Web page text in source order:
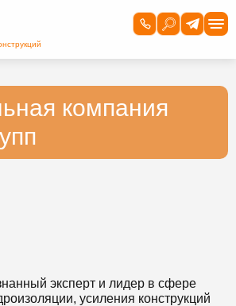
компания
эксперт и лидер в сфере
усиления конструкций